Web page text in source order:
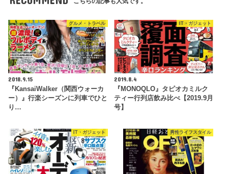
グルメ・トラベル
2018.9.15
『KansaiWalker（関西ウォーカ
ー）』行楽シーズンに列車でひと
り…
IT・ガジェット
2019.8.4
『MONOQLO』タピオカミルク
ティー行列店飲み比べ【2019.9月
号】
IT・ガジェット 男性ライフスタイル